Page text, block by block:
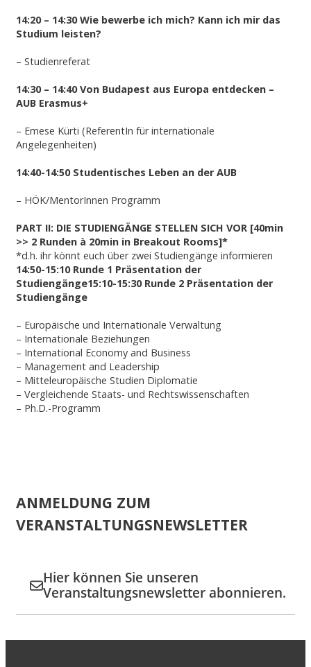
14:20 – 14:30 Wie bewerbe ich mich? Kann ich mir das
Studium leisten?
– Studienreferat
14:30 – 14:40 Von Budapest aus Europa entdecken –
AUB Erasmus+
– Emese Kürti (ReferentIn für internationale
Angelegenheiten)
14:40-14:50 Studentisches Leben an der AUB
– HÖK/MentorInnen Programm
PART II: DIE STUDIENGÄNGE STELLEN SICH VOR [40min
>> 2 Runden à 20min in Breakout Rooms]*
*d.h. ihr könnt euch über zwei Studiengänge informieren
14:50-15:10 Runde 1 Präsentation der
Studiengänge15:10-15:30 Runde 2 Präsentation der
Studiengänge
– Europäische und Internationale Verwaltung
– Internationale Beziehungen
– International Economy and Business
– Management and Leadership
– Mitteleuropäische Studien Diplomatie
– Vergleichende Staats- und Rechtswissenschaften
– Ph.D.-Programm
ANMELDUNG ZUM
VERANSTALTUNGSNEWSLETTER
Hier können Sie unseren
Veranstaltungsnewsletter abonnieren.